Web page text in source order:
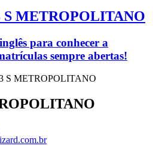
METROPOLITANO
para conhecer a
sempre abertas!
S METROPOLITANO